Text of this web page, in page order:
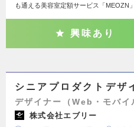
も通える美容室定額サービス「MEOZN
興味あり
シニアプロダクトデザ
デザイナー（Web・モバイ
株式会社エブリー